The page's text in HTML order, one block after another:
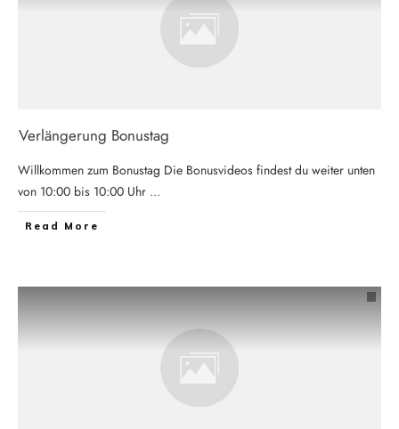
Verlängerung Bonustag
Willkommen zum Bonustag Die Bonusvideos findest du weiter unten
von 10:00 bis 10:00 Uhr ...
Read More